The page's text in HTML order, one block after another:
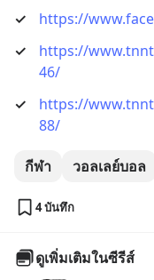
✓
https://
✓
https://
46/
✓
https://
88/
กีฬา วอลเลย์บอล
4 บันทึก
ดูเพิ่มเติมในซีรีส์